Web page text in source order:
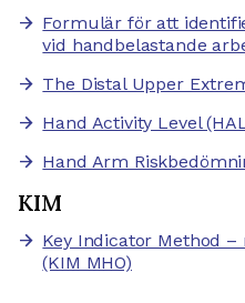
arrow_forward Formulär för att
vid handbelastande
arrow_forward The Distal Upper
arrow_forward Hand Activity Level
arrow_forward Hand Arm
KIM
arrow_forward Key Indicator Method
(KIM MHO)